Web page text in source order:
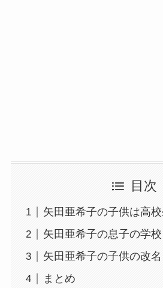
目次
矢田亜希子の子供は高校
矢田亜希子の息子の学
矢田亜希子の子供の改名
まとめ